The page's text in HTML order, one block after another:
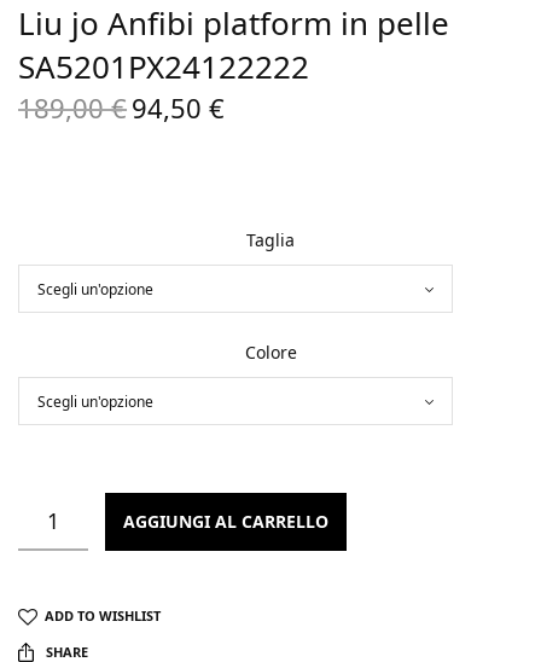
Liu jo Anfibi platform in pelle
SA5201PX24122222
189,00€ Il prezzo
94,50€
94,50 €.
Taglia
Colore
AGGIUNGI AL CARRELLO
ADD TO WISHLIST
SHARE